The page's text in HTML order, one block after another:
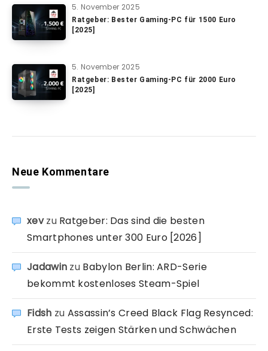
5. November 2025
Ratgeber: Bester Gaming-PC für 1500 Euro
[2025]
5. November 2025
Ratgeber: Bester Gaming-PC für 2000 Euro
[2025]
Neue Kommentare
xevzu Ratgeber: Das sind die besten
Smartphones unter 300 Euro [2026]
Jadawin zu Babylon Berlin: ARD-Serie
bekommt kostenloses Steam-Spiel
Fidsh zu Assassin’s Creed Black Flag Resynced:
Erste Tests zeigen Stärken und Schwächen